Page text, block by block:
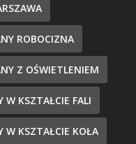
ROBOCIZNA
Z OŚWIETLENIEM
W KSZTAŁCIE FALI
W KSZTAŁCIE KOŁA